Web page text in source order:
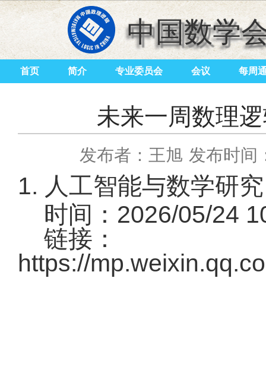
中国数学
首页 简介 专业委员会 会议 每周
未来一周数理
发布者：王旭 发布时间
1. 人工智能与数学研
时间：2026/05/24
链接：
https://